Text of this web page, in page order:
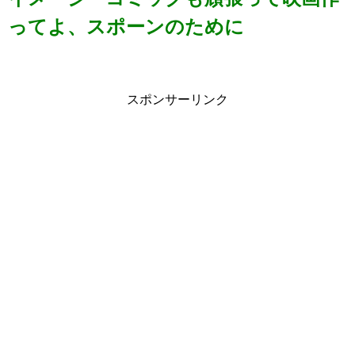
ってよ、スポーンのために
スポンサーリンク